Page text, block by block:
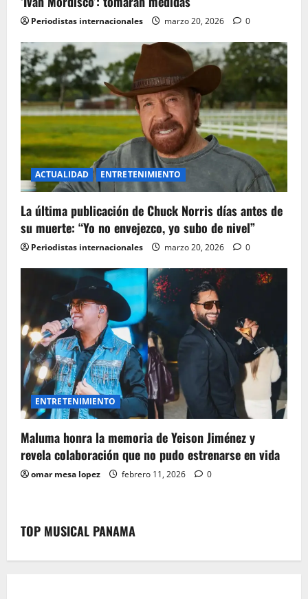
Periodistas internacionales marzo 20, 2026 0
ACTUALIDAD ENTRETENIMIENTO
La última publicación de Chuck Norris días antes de
su muerte: “Yo no envejezco, yo subo de nivel”
Periodistas internacionales marzo 20, 2026 0
ENTRETENIMIENTO
Maluma honra la memoria de Yeison Jiménez y
revela colaboración que no pudo estrenarse en vida
omar mesa lopez febrero 11, 2026 0
TOP MUSICAL PANAMA